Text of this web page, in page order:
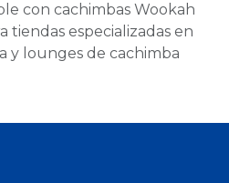
con cachimbas Wookah
tiendas especializadas en
y lounges de cachimba